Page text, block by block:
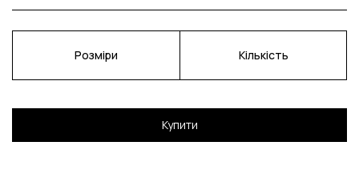
Розміри Кількість
Купити